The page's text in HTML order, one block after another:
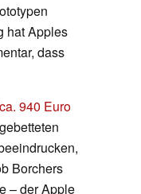
hat Apples
dass
ca. 940 Euro
Borchers
– der Apple